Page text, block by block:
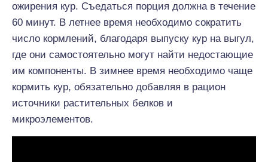
ожирения кур. Съедаться порция должна в течение
60 минут. В летнее время необходимо сократить
число кормлений, благодаря выпуску кур на выгул,
где они самостоятельно могут найти недостающие
им компоненты. В зимнее время необходимо чаще
кормить кур, обязательно добавляя в рацион
источники растительных белков и
микроэлементов.